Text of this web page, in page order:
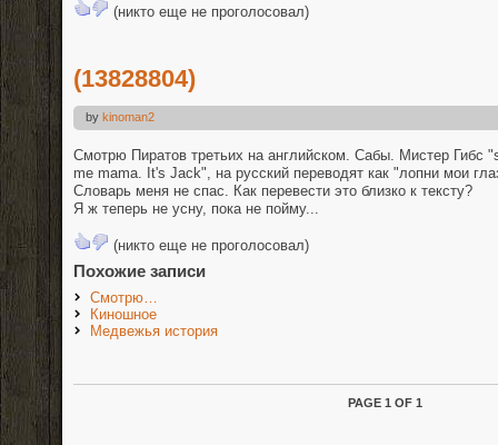
(никто еще не проголосовал)
(13828804)
by kinoman2
Смотрю Пиратов третьих на английском. Сабы. Мистер Гибс
me mama. It's Jack", на русский переводят как "лопни мои
Словарь меня не спас. Как перевести это близко к тексту?
Я ж теперь не усну, пока не пойму...
(никто еще не проголосовал)
Похожие записи
Смотрю…
Киношное
Медвежья история
PAGE 1 OF 1